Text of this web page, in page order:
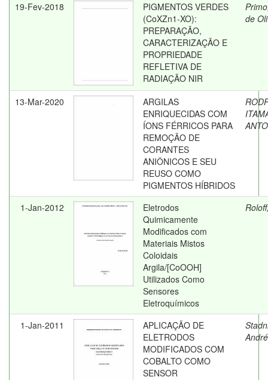
19-Fev-2018
PIGMENTOS VERDES
(CoXZn1-XO):
PREPARAÇÃO,
CARACTERIZAÇÃO E
PROPRIEDADE
REFLETIVA DE
RADIAÇÃO NIR
de
13-Mar-2020
ARGILAS
ENRIQUECIDAS COM
ÍONS FÉRRICOS PARA
REMOÇÃO DE
CORANTES
ANIÔNICOS E SEU
REUSO COMO
PIGMENTOS HÍBRIDOS
1-Jan-2012
Eletrodos
Quimicamente
Modificados com
Materiais Mistos
Coloidais
Argila/[CoOOH]
Utilizados Como
Sensores
Eletroquímicos
1-Jan-2011
APLICAÇÃO DE
ELETRODOS
MODIFICADOS COM
COBALTO COMO
SENSOR